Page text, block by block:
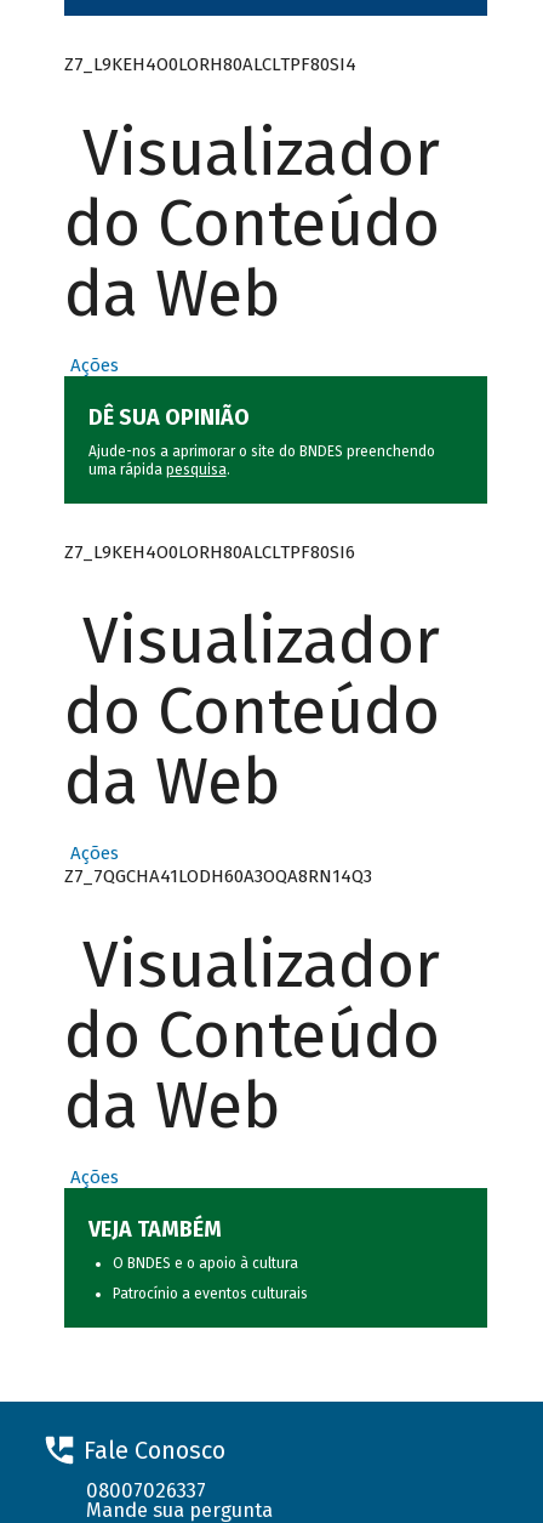
Z7_L9KEH4O0LORH80ALCLTPF80SI4
Visualizador
do Conteúdo
da Web
Ações
DÊ SUA OPINIÃO
Ajude-nos a aprimorar o site do BNDES preenchendo
uma rápida pesquisa.
Z7_L9KEH4O0LORH80ALCLTPF80SI6
Visualizador
do Conteúdo
da Web
Ações
Z7_7QGCHA41LODH60A3OQA8RN14Q3
Visualizador
do Conteúdo
da Web
Ações
VEJA TAMBÉM
O BNDES e o apoio à cultura
Patrocínio a eventos culturais
Fale Conosco
08007026337
Mande sua pergunta